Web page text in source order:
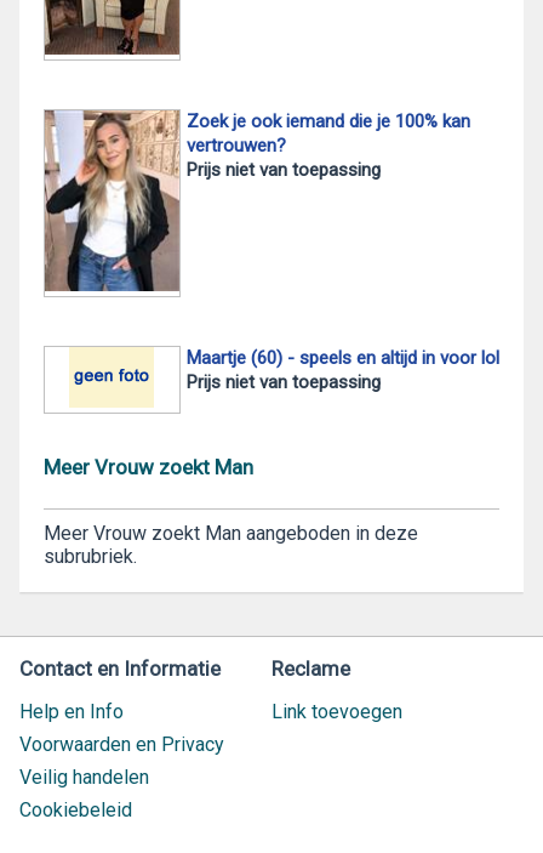
Zoek je ook iemand die je 100% kan
vertrouwen?
Prijs niet van toepassing
Maartje (60) - speels en altijd in voor lol
Prijs niet van toepassing
Meer Vrouw zoekt Man
Meer Vrouw zoekt Man aangeboden in deze
subrubriek.
Contact en Informatie
Help en Info
Voorwaarden en Privacy
Veilig handelen
Cookiebeleid
Reclame
Link toevoegen